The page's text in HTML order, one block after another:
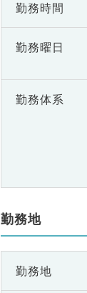
勤務時間
勤務曜日
勤務体系
勤務地
勤務地